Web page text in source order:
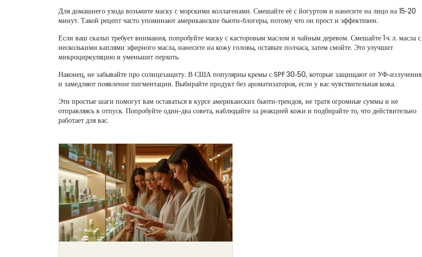
Для домашнего ухода возьмите маску с морскими коллагенами. Смешайте её с йогуртом и нанесите на лицо на 15‑20
минут. Такой рецепт часто упоминают американские бьюти‑блогеры, потому что он прост и эффективен.
Если ваш скальп требует внимания, попробуйте маску с касторовым маслом и чайным деревом. Смешайте 1 ч. л. масла с
несколькими каплями эфирного масла, нанесите на кожу головы, оставьте полчаса, затем смойте. Это улучшит
микроциркуляцию и уменьшит перхоть.
Наконец, не забывайте про солнцезащиту. В США популярны кремы с SPF 30‑50, которые защищают от УФ‑излучения
и замедляют появление пигментации. Выбирайте продукт без ароматизаторов, если у вас чувствительная кожа.
Эти простые шаги помогут вам оставаться в курсе американских бьюти‑трендов, не тратя огромные суммы и не
отправляясь в отпуск. Попробуйте один‑два совета, наблюдайте за реакцией кожи и подбирайте то, что действительно
работает для вас.